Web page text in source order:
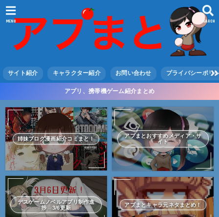
SEARCH
MENU
サイト紹介 キャラクター紹介 お問い合わせ プライバシーポリ
アプリ、携帯機ゲーム紹介まとめ
姉妹ブログ漫画紹介コミまと！
アプまとおすすめメディア・サ
イト
デスゲームノベルアプリ制作進
捗 3/6更新
アプまとキャラ元ネタまとめ！